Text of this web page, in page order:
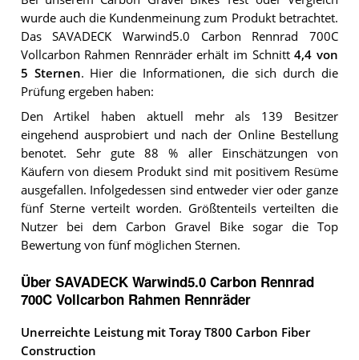
wurde auch die Kundenmeinung zum Produkt betrachtet.
Das
SAVADECK Warwind5.0 Carbon Rennrad 700C
Vollcarbon Rahmen Rennrädererhält im Schnitt4,4 von
5 Sternen. Hier die Informationen, die sich durch die
Prüfung ergeben haben:
Den Artikel haben aktuell mehr als 139 Besitzer
eingehend ausprobiert und nach der Online Bestellung
benotet. Sehr gute 88 % aller Einschätzungen von
Käufern von diesem Produkt sind mit positivem Resüme
ausgefallen. Infolgedessen sind entweder vier oder ganze
fünf Sterne verteilt worden. Größtenteils verteilten die
Nutzer bei dem Carbon Gravel Bike sogar die Top
Bewertung von fünf möglichen Sternen.
Über SAVADECK Warwind5.0 Carbon Rennrad
700C Vollcarbon Rahmen Rennräder
Unerreichte Leistung mit Toray T800 Carbon Fiber
Construction